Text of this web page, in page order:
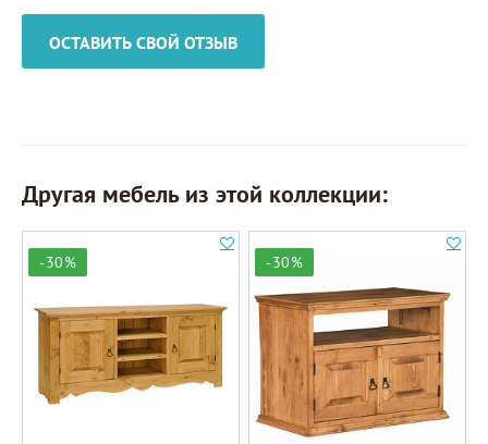
ОСТАВИТЬ СВОЙ ОТЗЫВ
Другая мебель из этой коллекции:
-30% -30%